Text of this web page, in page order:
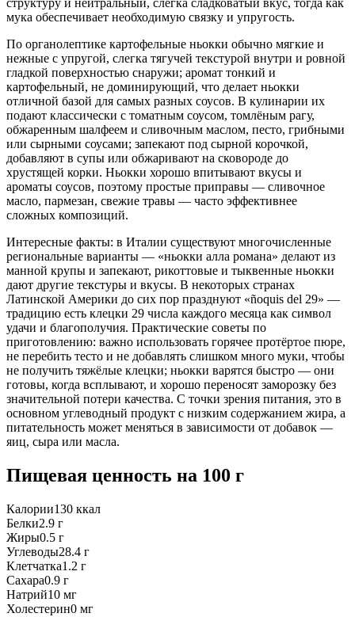
мука обеспечивает необходимую связку и упругость.
По органолептике картофельные ньокки обычно мягкие и
нежные с упругой, слегка тягучей текстурой внутри и ровной
гладкой поверхностью снаружи; аромат тонкий и
картофельный, не доминирующий, что делает ньокки
отличной базой для самых разных соусов. В кулинарии их
подают классически с томатным соусом, томлёным рагу,
обжаренным шалфеем и сливочным маслом, песто, грибными
или сырными соусами; запекают под сырной корочкой,
добавляют в супы или обжаривают на сковороде до
хрустящей корки. Ньокки хорошо впитывают вкусы и
ароматы соусов, поэтому простые приправы — сливочное
масло, пармезан, свежие травы — часто эффективнее
сложных композиций.
Интересные факты: в Италии существуют многочисленные
региональные варианты — «ньокки алла романа» делают из
манной крупы и запекают, рикоттовые и тыквенные ньокки
дают другие текстуры и вкусы. В некоторых странах
Латинской Америки до сих пор празднуют «ñoquis del 29» —
традицию есть клецки 29 числа каждого месяца как символ
удачи и благополучия. Практические советы по
приготовлению: важно использовать горячее протёртое пюре,
не перебить тесто и не добавлять слишком много муки, чтобы
не получить тяжёлые клецки; ньокки варятся быстро — они
готовы, когда всплывают, и хорошо переносят заморозку без
значительной потери качества. С точки зрения питания, это в
основном углеводный продукт с низким содержанием жира, а
питательность может меняться в зависимости от добавок —
яиц, сыра или масла.
Пищевая ценность на 100 г
Калории130 ккал
Белки2.9 г
Жиры0.5 г
Углеводы28.4 г
Клетчатка1.2 г
Сахара0.9 г
Натрий10 мг
Холестерин0 мг